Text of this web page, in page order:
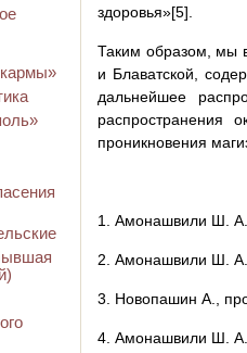
кармы»
здоровья»[5].
Таким образом, мы
и Блаватской,
дальнейшее
распространения
проникновения
1. Амонашвили Ш. А.
2. Амонашвили Ш. А.
3. Новопашин А.,
4. Амонашвили Ш. А.